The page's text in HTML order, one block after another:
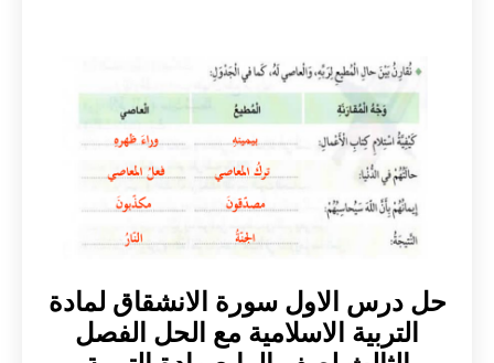
حل درس الاول سورة الانشقاق لمادة
التربية الاسلامية مع الحل الفصل